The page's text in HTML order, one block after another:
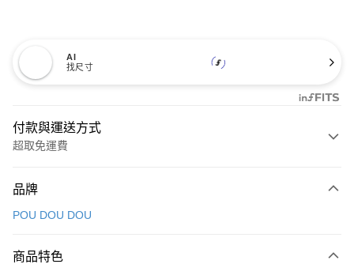
AI
找尺寸
付款與運送方式
超取免運費
信用卡一次付款
LINE Pay
品牌
POU DOU DOU
商品特色